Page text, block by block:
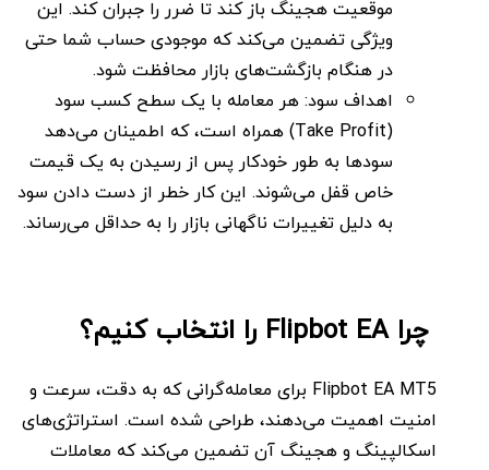
موقعیت هجینگ باز کند تا ضرر را جبران کند. این
ویژگی تضمین می‌کند که موجودی حساب شما حتی
در هنگام بازگشت‌های بازار محافظت شود.
اهداف سود: هر معامله با یک سطح کسب سود
(Take Profit) همراه است، که اطمینان می‌دهد
سودها به طور خودکار پس از رسیدن به یک قیمت
خاص قفل می‌شوند. این کار خطر از دست دادن سود
به دلیل تغییرات ناگهانی بازار را به حداقل می‌رساند.
چرا Flipbot EA را انتخاب کنیم؟
Flipbot EA MT5 برای معامله‌گرانی که به دقت، سرعت و
امنیت اهمیت می‌دهند، طراحی شده است. استراتژی‌های
اسکالپینگ و هجینگ آن تضمین می‌کند که معاملات